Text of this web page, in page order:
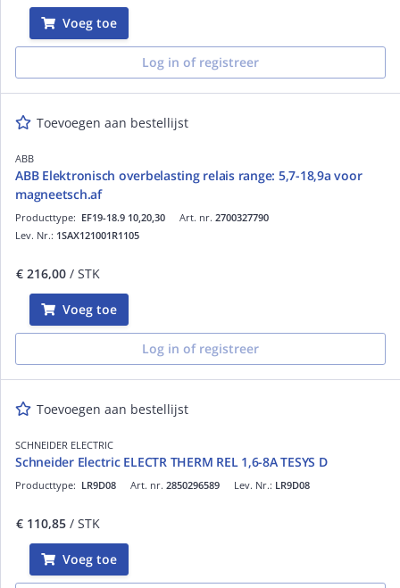
Voeg toe
Log in of registreer
Toevoegen aan bestellijst
ABB
ABB Elektronisch overbelasting relais range: 5,7-18,9a voor
magneetsch.af
Art. nr. 2700327790
Producttype: EF19-18.9 10,20,30
Lev. Nr.: 1SAX121001R1105
€ 216,00 / STK
Voeg toe
Log in of registreer
Toevoegen aan bestellijst
SCHNEIDER ELECTRIC
Schneider Electric ELECTR THERM REL 1,6-8A TESYS D
Art. nr. 2850296589
Producttype: LR9D08 Lev. Nr.: LR9D08
€ 110,85 / STK
Voeg toe